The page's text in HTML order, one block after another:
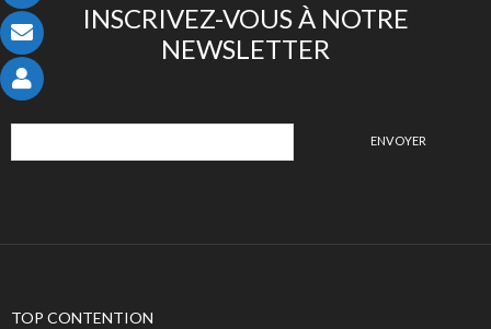
INSCRIVEZ-VOUS À NOTRE
NEWSLETTER
TOP CONTENTION